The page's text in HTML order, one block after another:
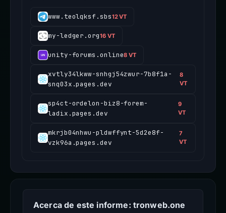
www.teolqksf.sbs12 VT
my-ledger.org16 VT
unity-forums.online8 VT
xvtly34lkww-snhgj54zwur-7b8f1a-
snq03x.pages.dev
8
VT
sp4ct-ordelon-biz8-forem-
ladix.pages.dev
9
VT
mkrjb04nhwu-pldwffynt-5d2e8f-
vzk96a.pages.dev
7
VT
Acerca de este informe: tronweb.one